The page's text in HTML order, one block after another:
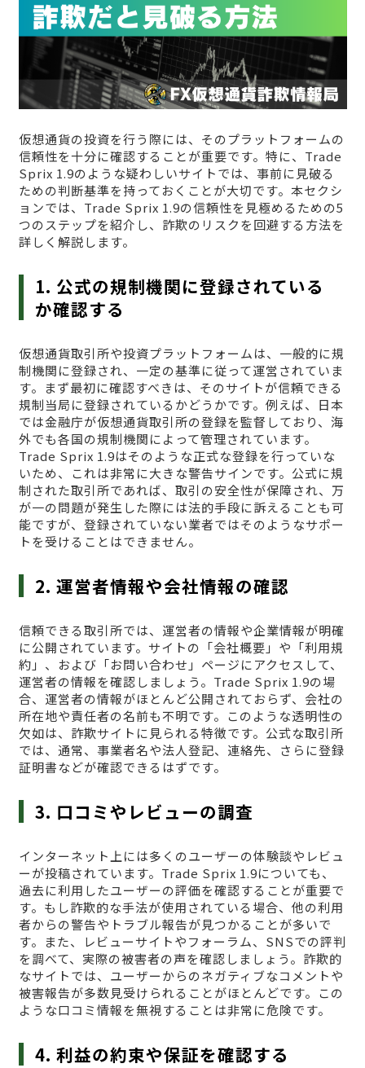
仮想通貨の投資を行う際には、そのプラットフォームの
信頼性を十分に確認することが重要です。特に、Trade
Sprix 1.9のような疑わしいサイトでは、事前に見破る
ための判断基準を持っておくことが大切です。本セクシ
ョンでは、Trade Sprix 1.9の信頼性を見極めるための5
つのステップを紹介し、詐欺のリスクを回避する方法を
詳しく解説します。
1. 公式の規制機関に登録されている
か確認する
仮想通貨取引所や投資プラットフォームは、一般的に規
制機関に登録され、一定の基準に従って運営されていま
す。まず最初に確認すべきは、そのサイトが信頼できる
規制当局に登録されているかどうかです。例えば、日本
では金融庁が仮想通貨取引所の登録を監督しており、海
外でも各国の規制機関によって管理されています。
Trade Sprix 1.9はそのような正式な登録を行っていな
いため、これは非常に大きな警告サインです。公式に規
制された取引所であれば、取引の安全性が保障され、万
が一の問題が発生した際には法的手段に訴えることも可
能ですが、登録されていない業者ではそのようなサポー
トを受けることはできません。
2. 運営者情報や会社情報の確認
信頼できる取引所では、運営者の情報や企業情報が明確
に公開されています。サイトの「会社概要」や「利用規
約」、および「お問い合わせ」ページにアクセスして、
運営者の情報を確認しましょう。Trade Sprix 1.9の場
合、運営者の情報がほとんど公開されておらず、会社の
所在地や責任者の名前も不明です。このような透明性の
欠如は、詐欺サイトに見られる特徴です。公式な取引所
では、通常、事業者名や法人登記、連絡先、さらに登録
証明書などが確認できるはずです。
3. 口コミやレビューの調査
インターネット上には多くのユーザーの体験談やレビュ
ーが投稿されています。Trade Sprix 1.9についても、
過去に利用したユーザーの評価を確認することが重要で
す。もし詐欺的な手法が使用されている場合、他の利用
者からの警告やトラブル報告が見つかることが多いで
す。また、レビューサイトやフォーラム、SNSでの評判
を調べて、実際の被害者の声を確認しましょう。詐欺的
なサイトでは、ユーザーからのネガティブなコメントや
被害報告が多数見受けられることがほとんどです。この
ような口コミ情報を無視することは非常に危険です。
4. 利益の約束や保証を確認する